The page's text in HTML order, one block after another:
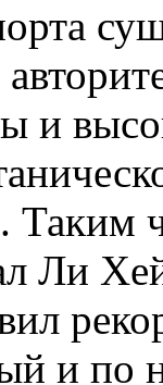
и
Ли
и по